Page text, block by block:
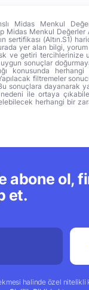
Midas Menkul
Midas Menkul Değerler
(Altın.S1)
yer alan bilgi,
ve getiri tercihlerinize
sonuçlar
konusunda
filtremeler
sonuçlara dayanarak
ile ortaya
herhangi bir
abone ol,
et.
halinde özel nitelikli